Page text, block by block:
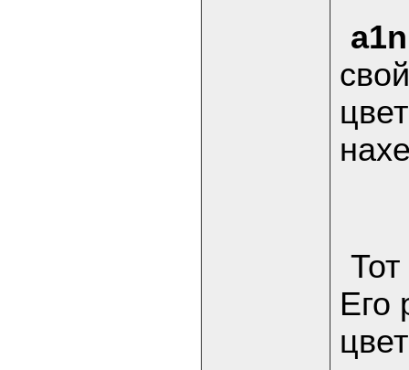
Его